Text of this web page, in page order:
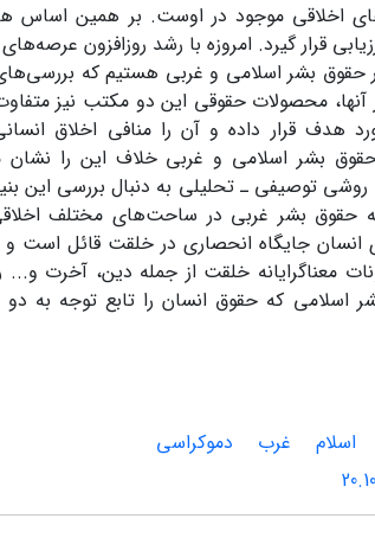
اخلاقی موجود در اوست. بر همین اساس
قرار گیرد. امروزه با رشد روزافزون
حقوق بشر اسلامی و غربی هستیم که
آنها، محصولات حقوقی این دو مکتب نیز
هدف قرار داده و آن را منافی اخلاق
بشر اسلامی و غربی خلاف این را نشان
توصیفی ـ تحلیلی به دنبال بررسی این
حقوق بشر غربی در ساحت‌های مختلف
انسان جایگاه انحصاری در خلقت قائل است
معناگرایانه خلقت از جمله دین، آخرت
اسلامی که حقوق انسان را تابع توجه به
اسلام غرب
دموکراسی